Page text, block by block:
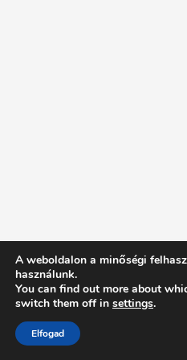
Intentionally Blank -
A weboldalon a minőségi
használunk.
You can find out more about
switch them off in settings.
Elfogad